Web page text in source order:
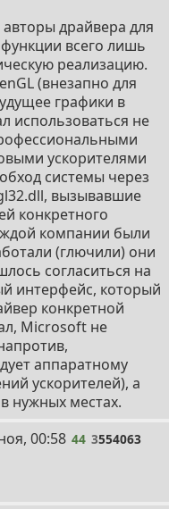
драйвера для
всего лишь
реализацию.
(внезапно для
графики в
использоваться не
ускорителями
системы через
вызывавшие
конкретного
компании были
(глючили) они
согласиться на
интерфейс, который
конкретной
Microsoft не
аппаратному
ускорителей), а
нужных местах.
00:58 44 3554063